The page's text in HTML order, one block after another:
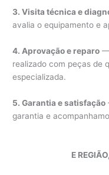
3. Visita técnica e
avalia o equipamento e
4. Aprovação e reparo —
realizado com peças de
especializada.
5. Garantia e satisfação
garantia e
E